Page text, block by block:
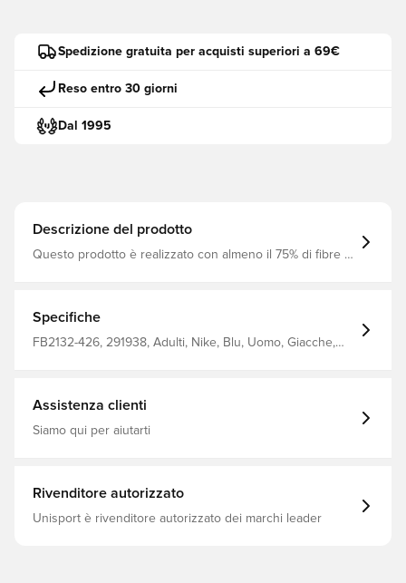
Spedizione gratuita per acquisti superiori a 69€
Reso entro 30 giorni
Dal 1995
Descrizione del prodotto
Questo prodotto è realizzato con almeno il 75% di fibre di
Specifiche
FB2132-426, 291938, Adulti, Nike, Blu, Uomo, Giacche,
Assistenza clienti
Siamo qui per aiutarti
Rivenditore autorizzato
Unisport è rivenditore autorizzato dei marchi leader